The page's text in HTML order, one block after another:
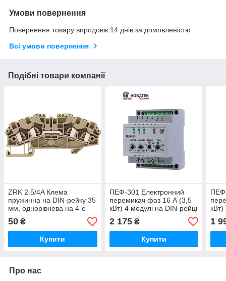
Умови повернення
Повернення товару впродовж 14 днів за домовленістю
Всі умови повернення
Подібні товари компанії
ZRK 2.5/4A Клема
пружинна на DIN-рейку 35
мм, однорівнева на 4-е
під'єднання 0.5-2.5mm2.
50 ₴
Купити
ПЕФ-301 Електронний
перемикач фаз 16 А (3,5
кВт) 4 модулі на DIN-рейці
2 175₴
Купити
кВт)
1
Про нас